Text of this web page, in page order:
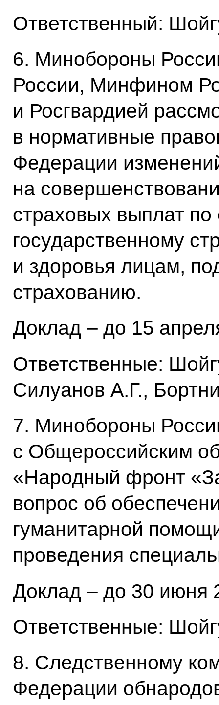
Ответственный:
6. Минобороны
России, Минфином
и Росгвардией
в нормативные
Федерации
на
страховых выплат по
государственному
и здоровья лицам,
страхованию.
Доклад – до 15
Ответственные:
Силуанов А.Г.,
7. Минобороны
с Общероссийским
«Народный фронт
вопрос об
гуманитарной
проведения
Доклад – до 30 июня
Ответственные:
8. Следственному
Федерации